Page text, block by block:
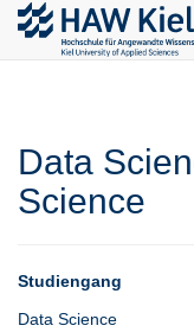
Data
Science
Studiengang
Data Science